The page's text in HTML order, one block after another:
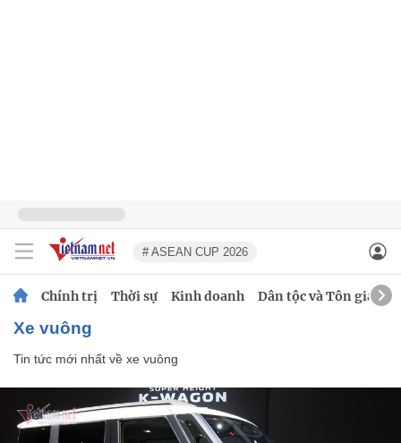
# ASEAN CUP 2026
Chính trị Thời sự Kinh doanh Dân tộc và Tôn giáo
xe vuông
Tin tức mới nhất về xe vuông